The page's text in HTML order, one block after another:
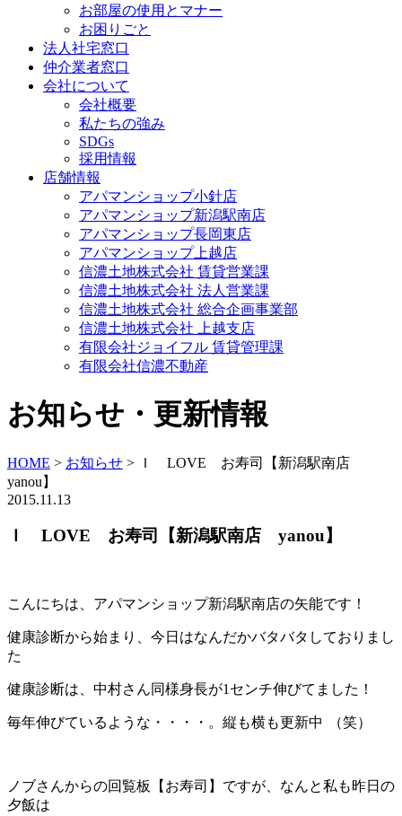
お部屋の使用とマナー
お困りごと
法人社宅窓口
仲介業者窓口
会社について
会社概要
私たちの強み
SDGs
採用情報
店舗情報
アパマンショップ小針店
アパマンショップ新潟駅南店
アパマンショップ長岡東店
アパマンショップ上越店
信濃土地株式会社 賃貸営業課
信濃土地株式会社 法人営業課
信濃土地株式会社 総合企画事業部
信濃土地株式会社 上越支店
有限会社ジョイフル 賃貸管理課
有限会社信濃不動産
お知らせ・更新情報
HOME > お知らせ >
Ｉ LOVE お寿司【新潟駅南店
yanou】
2015.11.13
Ｉ LOVE お寿司【新潟駅南店 yanou】
こんにちは、アパマンショップ新潟駅南店の矢能です！
健康診断から始まり、今日はなんだかバタバタしておりまし
た
健康診断は、中村さん同様身長が1センチ伸びてました！
毎年伸びているような・・・・。縦も横も更新中 （笑）
ノブさんからの回覧板【お寿司】ですが、なんと私も昨日の
夕飯は